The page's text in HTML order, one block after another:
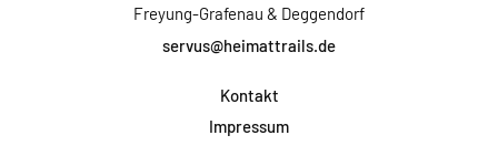
Freyung-Grafenau & Deggendorf
servus@heimattrails.de
Kontakt
Impressum